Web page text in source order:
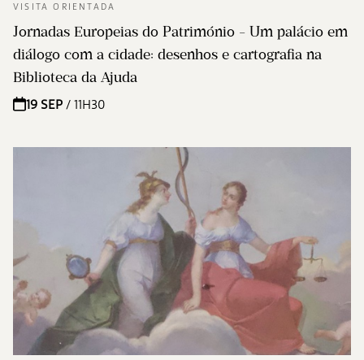
VISITA ORIENTADA
Jornadas Europeias do Património - Um palácio em
diálogo com a cidade: desenhos e cartografia na
Biblioteca da Ajuda
19 SEP / 11H30